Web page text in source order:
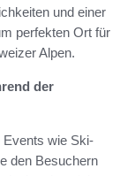
und einer
perfekten Ort für
Alpen.
der
Events wie Ski-
den Besuchern